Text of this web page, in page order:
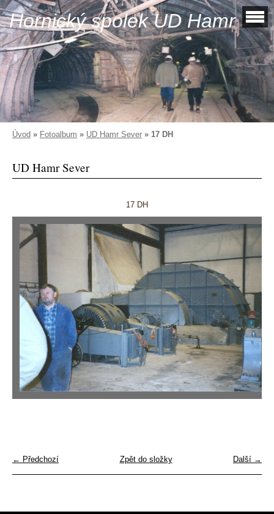
Hornický spolek UD Hamr
Úvod » Fotoalbum » UD Hamr Sever » 17 DH
UD Hamr Sever
17 DH
← Předchozí Další →
Zpět do složky